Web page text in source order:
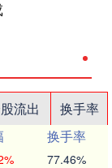
流出
换手率
换手率
77.46%